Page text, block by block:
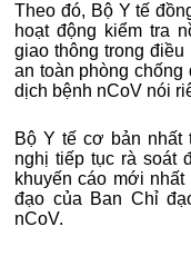
Theo đó, Bộ Y tế
hoạt động kiểm tra
giao thông trong
an toàn phòng chống
dịch bệnh nCoV nói
Bộ Y tế cơ bản nhất
nghị tiếp tục rà soát
khuyến cáo mới
đạo của Ban Chỉ
nCoV.